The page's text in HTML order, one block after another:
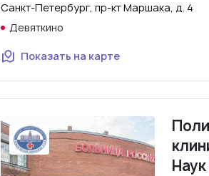
Санкт-Петербург, пр-кт Маршака, д. 4
Девяткино
Показать на карте
Наук